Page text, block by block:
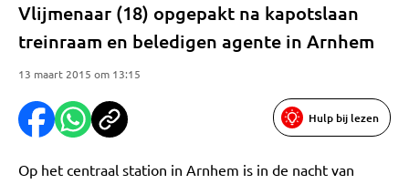
Vlijmenaar (18) opgepakt na kapotslaan
treinraam en beledigen agente in Arnhem
13 maart 2015 om 13:15
Hulp bij lezen
Op het centraal station in Arnhem is in de nacht van